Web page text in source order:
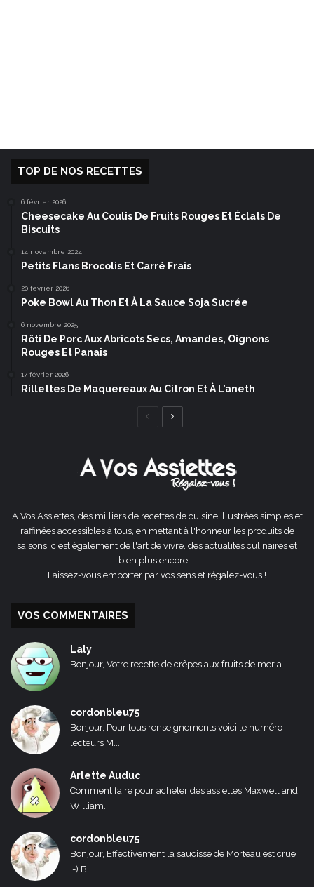
TOP DE NOS RECETTES
6 février 2026
Cheesecake Au Coulis De Fruits Rouges Et Éclats De
Biscuits
14 novembre 2024
Petits Flans Brocolis Et Carré Frais
20 février 2026
Poke Bowl Au Thon Et À La Sauce Soja Sucrée
6 novembre 2025
Rôti De Porc Aux Abricots Secs, Amandes, Oignons
Rouges Et Panais
17 février 2026
Rillettes De Maquereaux Au Citron Et À L’aneth
Page
A Vos Assiettes, des milliers de recettes de cuisine illustrées simples et
raffinées accessibles à tous, en mettant à l'honneur les produits de
saisons, c'est également de l'art de vivre, des actualités culinaires et
bien plus encore ...
Laissez-vous emporter par vos sens et régalez-vous !
VOS COMMENTAIRES
Laly
Bonjour, Votre recette de crêpes aux fruits de mer a l...
cordonbleu75
Bonjour, Pour tous renseignements voici le numéro
lecteurs M...
Arlette Auduc
Comment faire pour acheter des assiettes Maxwell and
William...
cordonbleu75
Bonjour, Effectivement la saucisse de Morteau est crue
:-) B...